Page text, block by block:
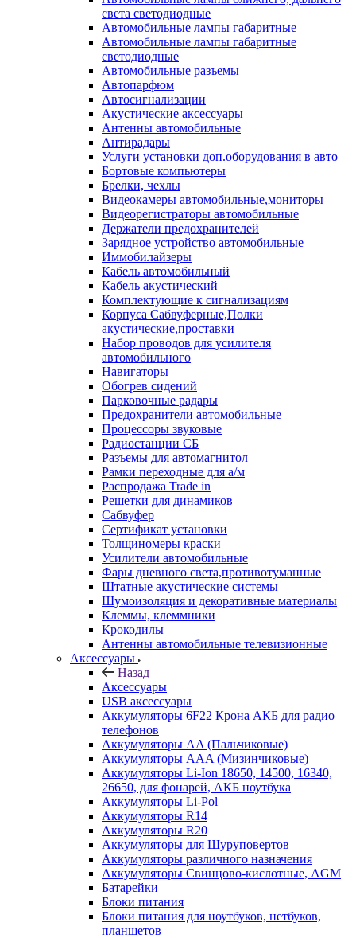
света светодиодные
Автомобильные лампы габаритные
Автомобильные лампы габаритные
светодиодные
Автомобильные разъемы
Автопарфюм
Автосигнализации
Акустические аксессуары
Антенны автомобильные
Антирадары
Услуги установки доп.оборудования в авто
Бортовые компьютеры
Брелки, чехлы
Видеокамеры автомобильные,мониторы
Видеорегистраторы автомобильные
Держатели предохранителей
Зарядное устройство автомобильные
Иммобилайзеры
Кабель автомобильный
Кабель акустический
Комплектующие к сигнализациям
Корпуса Сабвуферные,Полки
акустические,проставки
Набор проводов для усилителя
автомобильного
Навигаторы
Обогрев сидений
Парковочные радары
Предохранители автомобильные
Процессоры звуковые
Радиостанции СБ
Разъемы для автомагнитол
Рамки переходные для а/м
Распродажа Trade in
Решетки для динамиков
Сабвуфер
Сертификат установки
Толщиномеры краски
Усилители автомобильные
Фары дневного света,противотуманные
Штатные акустические системы
Шумоизоляция и декоративные материалы
Клеммы, клеммники
Крокодилы
Антенны автомобильные телевизионные
Аксессуары
Назад
Аксессуары
USB аксессуары
Аккумуляторы 6F22 Крона АКБ для радио
телефонов
Аккумуляторы AA (Пальчиковые)
Аккумуляторы AAA (Мизинчиковые)
Аккумуляторы Li-Ion 18650, 14500, 16340,
26650, для фонарей, АКБ ноутбука
Аккумуляторы Li-Pol
Аккумуляторы R14
Аккумуляторы R20
Аккумуляторы для Шуруповертов
Аккумуляторы различного назначения
Аккумуляторы Свинцово-кислотные, AGM
Батарейки
Блоки питания
Блоки питания для ноутбуков, нетбуков,
планшетов